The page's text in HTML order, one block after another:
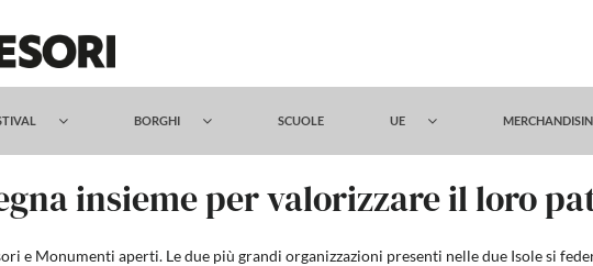
BORGHI SCUOLE UE
insieme per valorizzare il loro
e Monumenti aperti. Le due più grandi organizzazioni presenti nelle due Isole si